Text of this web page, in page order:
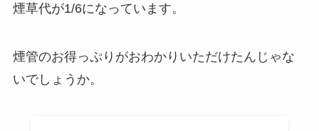
煙草代が1/6になっています。
煙管のお得っぷりがおわかりいただけたんじゃな
いでしょうか。